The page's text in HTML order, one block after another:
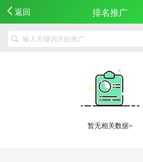
返回 排名推广
暂无相关数据~